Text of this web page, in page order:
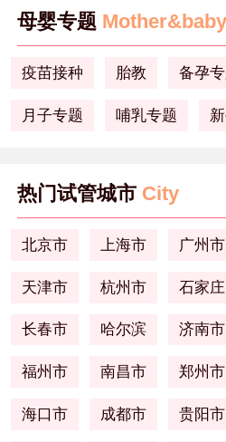
母婴专题 Mother&baby
疫苗接种 胎教 备孕
月子专题 哺乳专题
热门试管城市 City
北京市 上海市 广州市
天津市 杭州市 石家庄
长春市 哈尔滨 济南市
福州市 南昌市 郑州市
海口市 成都市 贵阳市